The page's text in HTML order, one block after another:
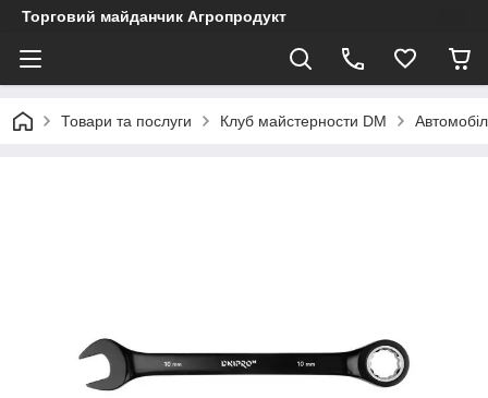
Торговий майданчик Агропродукт
Товари та послуги Клуб майстерности DM